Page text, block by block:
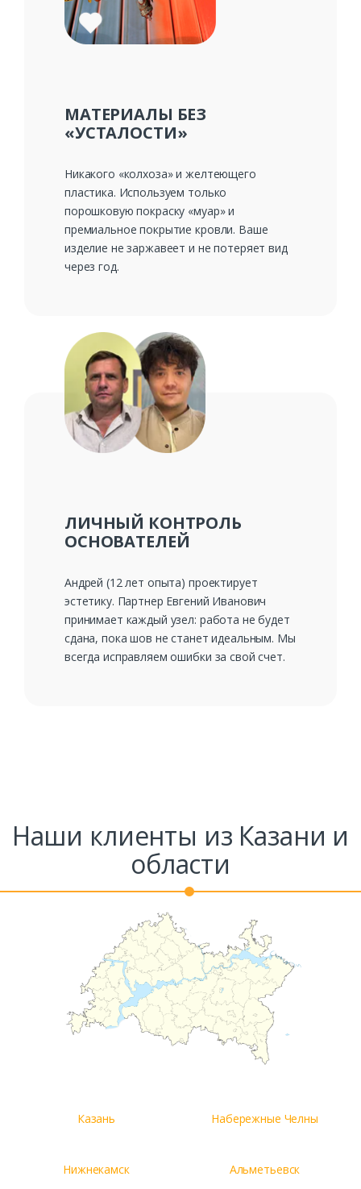
МАТЕРИАЛЫ БЕЗ
«УСТАЛОСТИ»
Никакого «колхоза» и желтеющего
пластика. Используем только
порошковую покраску «муар» и
премиальное покрытие кровли. Ваше
изделие не заржавеет и не потеряет вид
через год.
ЛИЧНЫЙ КОНТРОЛЬ
ОСНОВАТЕЛЕЙ
Андрей (12 лет опыта) проектирует
эстетику. Партнер Евгений Иванович
принимает каждый узел: работа не будет
сдана, пока шов не станет идеальным. Мы
всегда исправляем ошибки за свой счет.
Наши клиенты из Казани и
области
Казань Набережные Челны
Нижнекамск Альметьевск